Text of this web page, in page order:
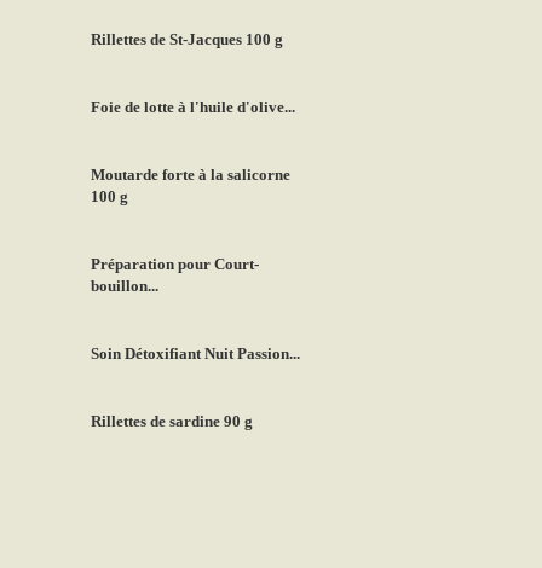
Rillettes de St-Jacques 100 g
Foie de lotte à l'huile d'olive...
Moutarde forte à la salicorne
100 g
Préparation pour Court-
bouillon...
Soin Détoxifiant Nuit Passion...
Rillettes de sardine 90 g